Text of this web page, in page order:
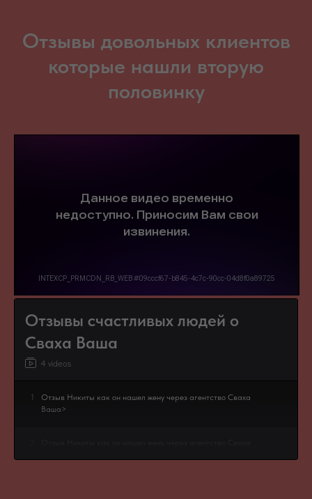
Отзывы довольных клиентов
которые нашли вторую
половинку
Отзывы счастливых людей о
Сваха Ваша
4 videos
1
Отзыв Никиты как он нашел жену через агентство Сваха
Ваша>